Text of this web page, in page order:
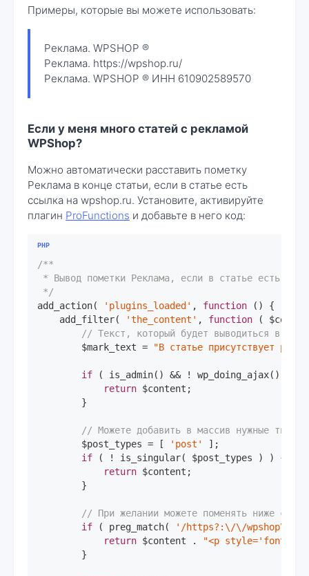
Примеры, которые вы можете использовать:
Реклама. WPSHOP ®
Реклама. https://wpshop.ru/
Реклама. WPSHOP ® ИНН 610902589570
Если у меня много статей с рекламой
WPShop?
Можно автоматически расставить пометку
Реклама в конце статьи, если в статье есть
ссылка на wpshop.ru. Установите, активируйте
плагин ProFunctions и добавьте в него код:
/**
* Вывод пометки Реклама, если в статье есть
*/
add_action(
'plugins_loaded' , function ()
{
    add_filter(
'the_content' , function
(
// Текст, который будет выводиться в
        $mark_text =
"В статье присутствует
if ( is_admin() && ! wp_doing_ajax() ) {
return $content;
        }
// Можете добавить в массив нужные типы
        $post_types = [
'post'
];
if ( ! is_singular( $post_types ) ) {
return $content;
        }
// При желании можете поменять ниже стили
if ( preg_match(
'/https?:\/\/
return $content .
"<p style='font-
        }